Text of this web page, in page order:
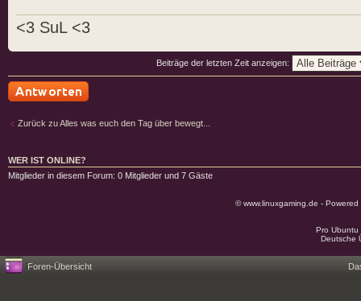
<3 SuL <3
Beiträge der letzten Zeit anzeigen:
Zurück zu Alles was euch den Tag über bewegt...
WER IST ONLINE?
Mitglieder in diesem Forum: 0 Mitglieder und 7 Gäste
© www.linuxgaming.de -
Pro
Deutsche
Foren-Übersicht